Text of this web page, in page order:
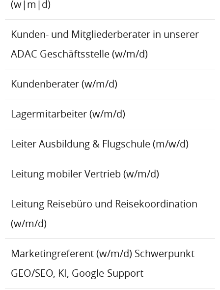
(w|m|d)
Kunden- und Mitgliederberater in unserer
ADAC Geschäftsstelle (w/m/d)
Kundenberater (w/m/d)
Lagermitarbeiter (w/m/d)
Leiter Ausbildung & Flugschule (m/w/d)
Leitung mobiler Vertrieb (w/m/d)
Leitung Reisebüro und Reisekoordination
(w/m/d)
Marketingreferent (w/m/d) Schwerpunkt
GEO/SEO, KI, Google-Support